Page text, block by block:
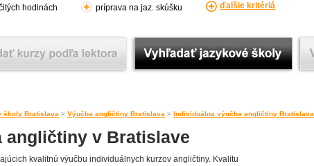
hodinách príprava na jaz. skúšku ďalšie kritériá
školy Bratislava > Výučba angličtiny Bratislava > Individuálna výučba angličtiny Bratislava
angličtiny v Bratislave
kvalitnú výučbu individuálnych kurzov angličtiny. Kvalitu